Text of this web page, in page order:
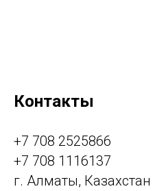
Контакты
+7 708 2525866
+7 708 1116137
г. Алматы, Казахстан